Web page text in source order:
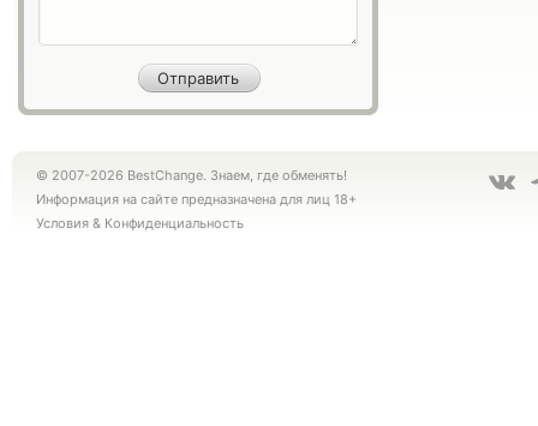
© 2007-2026 BestChange. Знаем, где обменять!
Информация на сайте предназначена для лиц 18+
Условия & Конфиденциальность